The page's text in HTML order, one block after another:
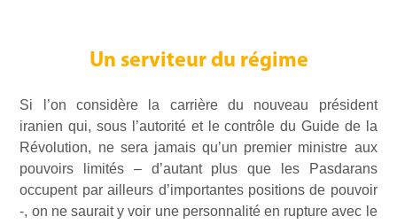
Un serviteur du régime
Si l’on considère la carrière du nouveau président
iranien qui, sous l’autorité et le contrôle du Guide de la
Révolution, ne sera jamais qu’un premier ministre aux
pouvoirs limités – d’autant plus que les Pasdarans
occupent par ailleurs d’importantes positions de pouvoir
-, on ne saurait y voir une personnalité en rupture avec le